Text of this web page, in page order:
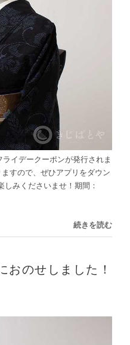
イデークーポンが発行されま
すので、ぜひアプリをダウン
しみくださいませ！期間：
続きを読む
おのせしました！